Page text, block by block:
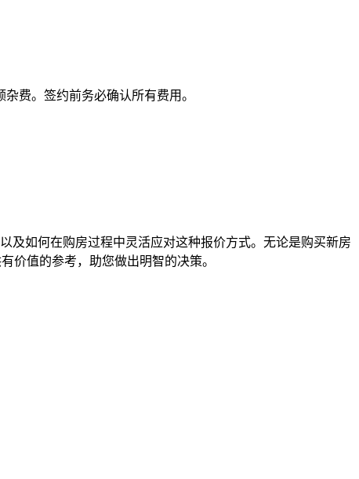
费。签约前务必确认所有费用。
及如何在购房过程中灵活应对这种报价方式。无论是购买新房
价值的参考，助您做出明智的决策。